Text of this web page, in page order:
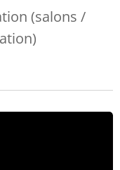
(salons /